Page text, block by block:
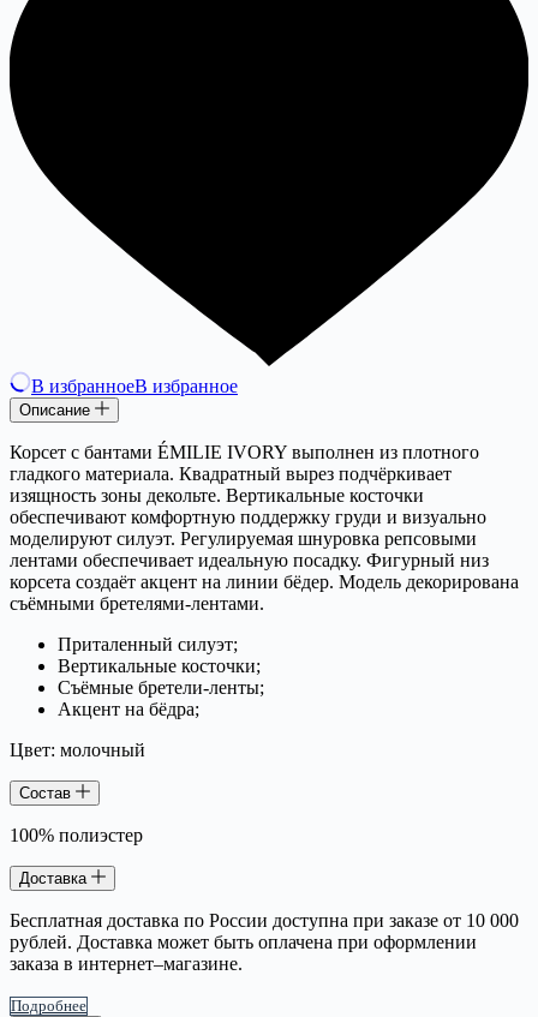
В избранноеВ избранное
Описание
Корсет с бантами ÉMILIE IVORY выполнен из плотного
гладкого материала. Квадратный вырез подчёркивает
изящность зоны декольте. Вертикальные косточки
обеспечивают комфортную поддержку груди и визуально
моделируют силуэт. Регулируемая шнуровка репсовыми
лентами обеспечивает идеальную посадку. Фигурный низ
корсета создаёт акцент на линии бёдер. Модель декорирована
съёмными бретелями-лентами.
Приталенный силуэт;
Вертикальные косточки;
Съёмные бретели-ленты;
Акцент на бёдра;
Цвет: молочный
Состав
100% полиэстер
Доставка
Бесплатная доставка по России доступна при заказе от 10 000
рублей. Доставка может быть оплачена при оформлении
заказа в интернет–магазине.
Подробнее